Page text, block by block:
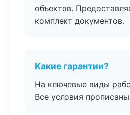
объектов.
комплект документов.
Какие гарантии?
На ключевые виды
Все условия